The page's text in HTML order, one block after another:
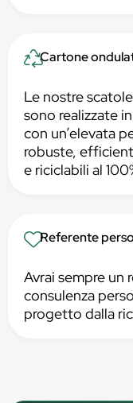
Cartone
Le nostre
sono realizzate
con un’elevata
robuste,
e riciclabili al
Referente
Avrai sempre un
consulenza
progetto dalla